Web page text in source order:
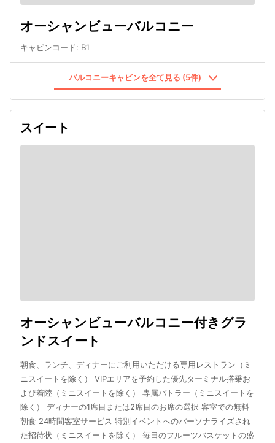
オーシャンビューバルコニー
キャビンコード: B1
バルコニーキャビンを全て見る (5件)
スイート
オーシャンビューバルコニー付きグラ
ンドスイート
朝食、ランチ、ディナーにご利用いただける専用レストラン（ミ
ニスイートを除く） VIPエリアを予約した優先ターミナル搭乗お
よび着陸（ミニスイートを除く） 専属バトラー（ミニスイートを
除く） ディナーの1席目または2席目のお席の選択 客室での無料
朝食 24時間客室サービス 特別イベントへのパーソナライズされ
た招待状（ミニスイートを除く） 毎日のフルーツバスケットの盛